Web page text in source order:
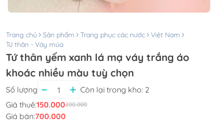
Trang chủ Sản phẩm Trang phục các nước
Việt Nam
Tứ thân - Váy múa
Tứ thân yếm xanh lá mạ váy trắng áo
khoác nhiều màu tuỳ chọn
Số lượng Còn lại trong kho: 2
Giá thuê:150.000200.000
Giá bán:700.000